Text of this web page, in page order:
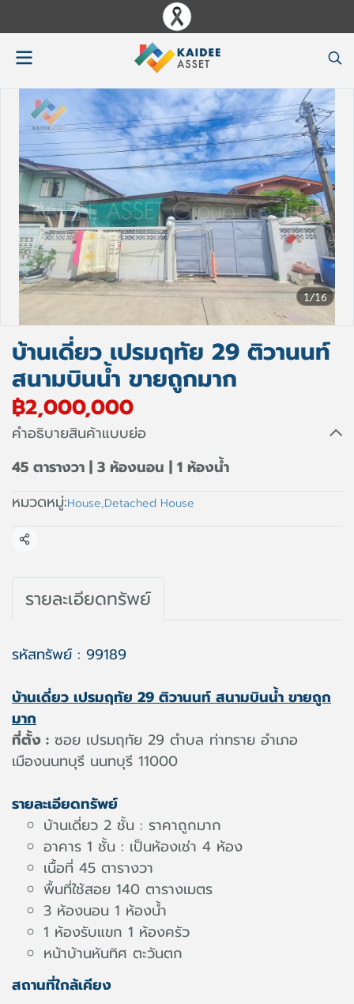
1/16
บ้านเดี่ยว เปรมฤทัย 29 ติวานนท์
สนามบินน้ำ ขายถูกมาก
฿2,000,000
คำอธิบายสินค้าแบบย่อ
45 ตารางวา | 3 ห้องนอน | 1 ห้องน้ำ
หมวดหมู่:House,Detached House
แชร์
รายละเอียดทรัพย์
รหัสทรัพย์ : 99189
บ้านเดี่ยว เปรมฤทัย 29 ติวานนท์ สนามบินน้ำ ขายถูก
มาก
ที่ตั้ง : ซอย เปรมฤทัย 29 ตำบล ท่าทราย อำเภอ
เมืองนนทบุรี นนทบุรี 11000
รายละเอียดทรัพย์
บ้านเดี่ยว 2 ชั้น : ราคาถูกมาก
อาคาร 1 ชั้น : เป็นห้องเช่า 4 ห้อง
เนื้อที่ 45 ตารางวา
พื้นที่ใช้สอย 140 ตารางเมตร
3 ห้องนอน 1 ห้องน้ำ
1 ห้องรับแขก 1 ห้องครัว
หน้าบ้านหันทิศ ตะวันตก
สถานที่ใกล้เคียง